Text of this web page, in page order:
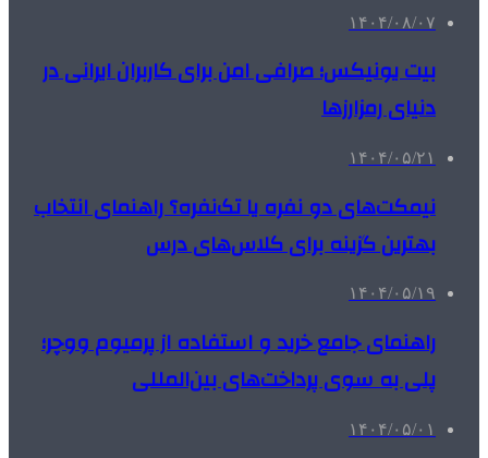
۱۴۰۴/۰۸/۰۷
بیت یونیکس؛ صرافی امن برای کاربران ایرانی در
دنیای رمزارزها
۱۴۰۴/۰۵/۲۱
نیمکت‌های دو نفره یا تک‌نفره؟ راهنمای انتخاب
بهترین گزینه برای کلاس‌های درس
۱۴۰۴/۰۵/۱۹
راهنمای جامع خرید و استفاده از پرمیوم ووچر؛
پلی به سوی پرداخت‌های بین‌المللی
۱۴۰۴/۰۵/۰۱